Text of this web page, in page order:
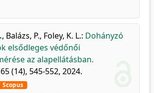
, Balázs, P., Foley, K. L.: Dohányzó
elsődleges védőnői
az alapellátásban.
(14), 545-552, 2024.
Scopus